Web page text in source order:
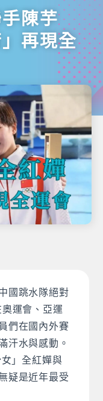
陳芋
再現全
國跳水隊絕對
運會、亞運
們在國內外賽
汗水與感動。
」全紅嬋與
疑是近年最受